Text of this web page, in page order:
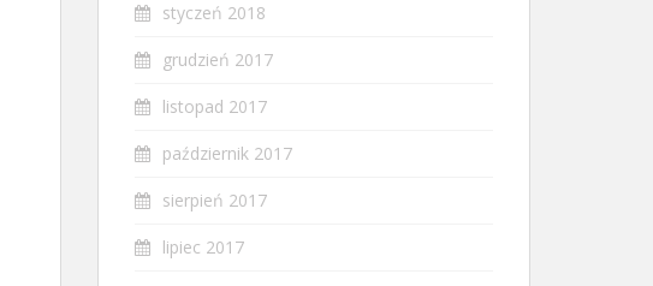
styczeń 2018
grudzień 2017
listopad 2017
październik 2017
sierpień 2017
lipiec 2017